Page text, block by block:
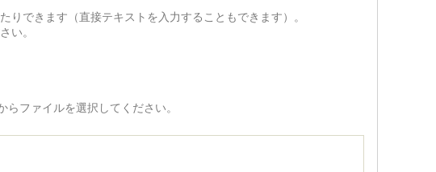
できます（直接テキストを入力することもできます）。
い。
ファイルを選択してください。